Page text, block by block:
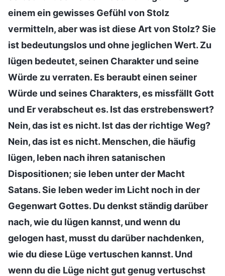
einem ein gewisses Gefühl von Stolz
vermitteln, aber was ist diese Art von Stolz? Sie
ist bedeutungslos und ohne jeglichen Wert. Zu
lügen bedeutet, seinen Charakter und seine
Würde zu verraten. Es beraubt einen seiner
Würde und seines Charakters, es missfällt Gott
und Er verabscheut es. Ist das erstrebenswert?
Nein, das ist es nicht. Ist das der richtige Weg?
Nein, das ist es nicht. Menschen, die häufig
lügen, leben nach ihren satanischen
Dispositionen; sie leben unter der Macht
Satans. Sie leben weder im Licht noch in der
Gegenwart Gottes. Du denkst ständig darüber
nach, wie du lügen kannst, und wenn du
gelogen hast, musst du darüber nachdenken,
wie du diese Lüge vertuschen kannst. Und
wenn du die Lüge nicht gut genug vertuschst